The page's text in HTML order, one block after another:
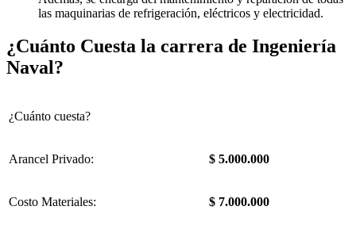
las maquinarias de refrigeración, eléctricos y electricidad.
¿Cuánto Cuesta la carrera de Ingeniería
Naval?
¿Cuánto cuesta?
Arancel Privado: $ 5.000.000
Costo Materiales: $ 7.000.000